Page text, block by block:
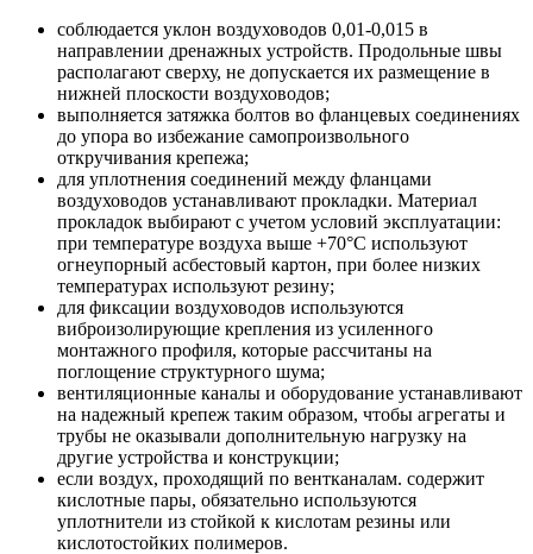
соблюдается уклон воздуховодов 0,01-0,015 в
направлении дренажных устройств. Продольные швы
располагают сверху, не допускается их размещение в
нижней плоскости воздуховодов;
выполняется затяжка болтов во фланцевых соединениях
до упора во избежание самопроизвольного
откручивания крепежа;
для уплотнения соединений между фланцами
воздуховодов устанавливают прокладки. Материал
прокладок выбирают с учетом условий эксплуатации:
при температуре воздуха выше +70°С используют
огнеупорный асбестовый картон, при более низких
температурах используют резину;
для фиксации воздуховодов используются
виброизолирующие крепления из усиленного
монтажного профиля, которые рассчитаны на
поглощение структурного шума;
вентиляционные каналы и оборудование устанавливают
на надежный крепеж таким образом, чтобы агрегаты и
трубы не оказывали дополнительную нагрузку на
другие устройства и конструкции;
если воздух, проходящий по вентканалам. содержит
кислотные пары, обязательно используются
уплотнители из стойкой к кислотам резины или
кислотостойких полимеров.